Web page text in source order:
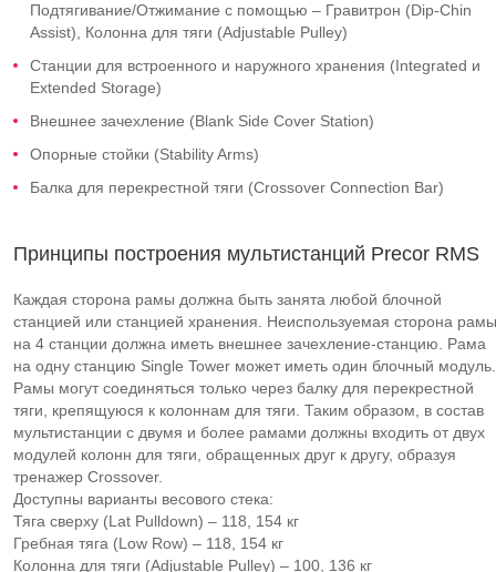
Подтягивание/Отжимание с помощью – Гравитрон (Dip-Chin
Assist), Колонна для тяги (Adjustable Pulley)
Станции для встроенного и наружного хранения (Integrated и
Extended Storage)
Внешнее зачехление (Blank Side Cover Station)
Опорные стойки (Stability Arms)
Балка для перекрестной тяги (Crossover Connection Bar)
Принципы построения мультистанций Precor RMS
Каждая сторона рамы должна быть занята любой блочной
станцией или станцией хранения. Неиспользуемая сторона рамы
на 4 станции должна иметь внешнее зачехление-станцию. Рама
на одну станцию Single Tower может иметь один блочный модуль.
Рамы могут соединяться только через балку для перекрестной
тяги, крепящуюся к колоннам для тяги. Таким образом, в состав
мультистанции с двумя и более рамами должны входить от двух
модулей колонн для тяги, обращенных друг к другу, образуя
тренажер Crossover.
Доступны варианты весового стека:
Тяга сверху (Lat Pulldown) – 118, 154 кг
Гребная тяга (Low Row) – 118, 154 кг
Колонна для тяги (Adjustable Pulley) – 100, 136 кг